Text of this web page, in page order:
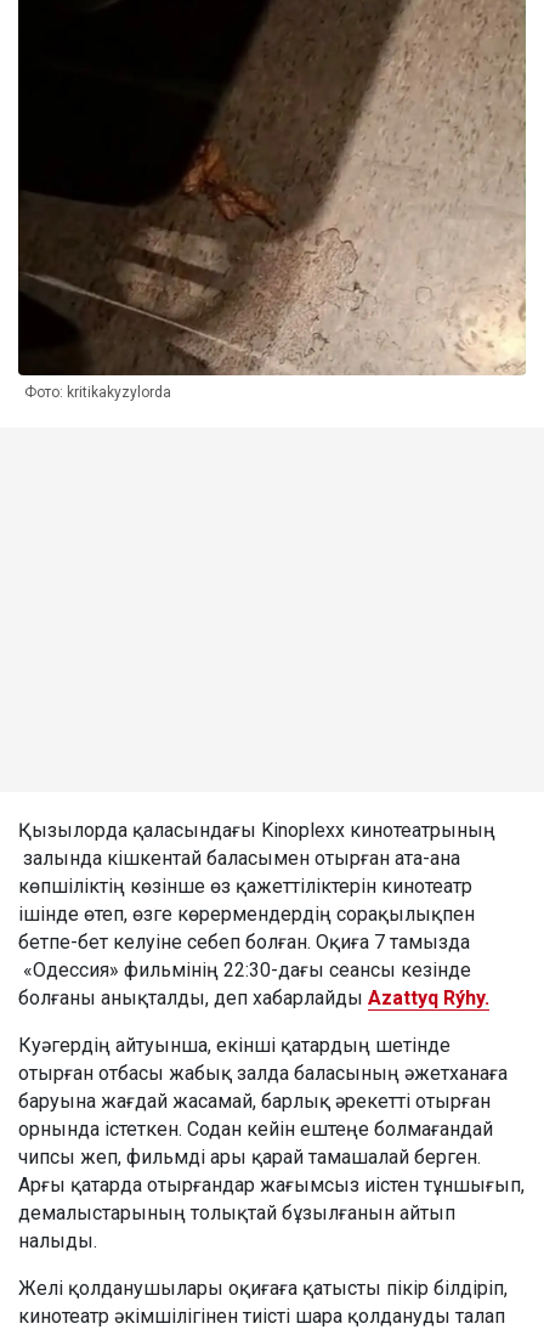
Фото: kritikakyzylorda
Қызылорда қаласындағы Kinoplexx кинотеатрының
залында кішкентай баласымен отырған ата-ана
көпшіліктің көзінше өз қажеттіліктерін кинотеатр
ішінде өтеп, өзге көрермендердің сорақылықпен
бетпе-бет келуіне себеп болған. Оқиға 7 тамызда
«Одессия» фильмінің 22:30-дағы сеансы кезінде
болғаны анықталды, деп хабарлайды Azattyq Rýhy.
Куәгердің айтуынша, екінші қатардың шетінде
отырған отбасы жабық залда баласының әжетханаға
баруына жағдай жасамай, барлық әрекетті отырған
орнында істеткен. Содан кейін ештеңе болмағандай
чипсы жеп, фильмді ары қарай тамашалай берген.
Арғы қатарда отырғандар жағымсыз иістен тұншығып,
демалыстарының толықтай бұзылғанын айтып
налыды.
Желі қолданушылары оқиғаға қатысты пікір білдіріп,
кинотеатр әкімшілігінен тиісті шара қолдануды талап